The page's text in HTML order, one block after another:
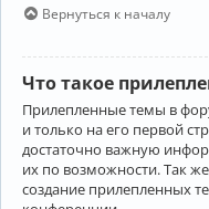
Вернуться к началу
Что такое
Прилепленные темы в
и только на его первой
достаточно важную
их по возможности. Так
создание прилепленных